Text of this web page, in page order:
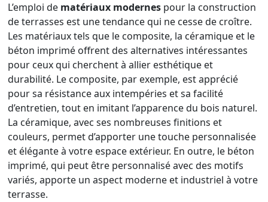
L’emploi de matériaux modernes pour la construction
de terrasses est une tendance qui ne cesse de croître.
Les matériaux tels que le composite, la céramique et le
béton imprimé offrent des alternatives intéressantes
pour ceux qui cherchent à allier esthétique et
durabilité. Le composite, par exemple, est apprécié
pour sa résistance aux intempéries et sa facilité
d’entretien, tout en imitant l’apparence du bois naturel.
La céramique, avec ses nombreuses finitions et
couleurs, permet d’apporter une touche personnalisée
et élégante à votre espace extérieur. En outre, le béton
imprimé, qui peut être personnalisé avec des motifs
variés, apporte un aspect moderne et industriel à votre
terrasse.